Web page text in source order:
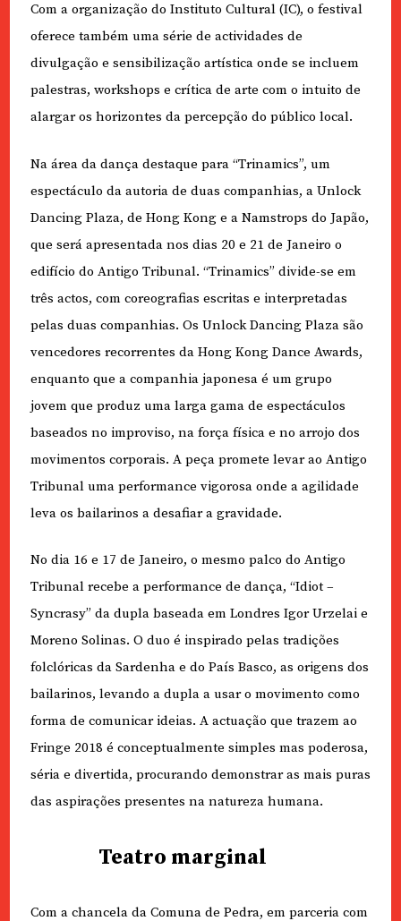
Com a organização do Instituto Cultural (IC), o festival
oferece também uma série de actividades de
divulgação e sensibilização artística onde se incluem
palestras, workshops e crítica de arte com o intuito de
alargar os horizontes da percepção do público local.
Na área da dança destaque para “Trinamics”, um
espectáculo da autoria de duas companhias, a Unlock
Dancing Plaza, de Hong Kong e a Namstrops do Japão,
que será apresentada nos dias 20 e 21 de Janeiro o
edifício do Antigo Tribunal. “Trinamics” divide-se em
três actos, com coreografias escritas e interpretadas
pelas duas companhias. Os Unlock Dancing Plaza são
vencedores recorrentes da Hong Kong Dance Awards,
enquanto que a companhia japonesa é um grupo
jovem que produz uma larga gama de espectáculos
baseados no improviso, na força física e no arrojo dos
movimentos corporais. A peça promete levar ao Antigo
Tribunal uma performance vigorosa onde a agilidade
leva os bailarinos a desafiar a gravidade.
No dia 16 e 17 de Janeiro, o mesmo palco do Antigo
Tribunal recebe a performance de dança, “Idiot –
Syncrasy” da dupla baseada em Londres Igor Urzelai e
Moreno Solinas. O duo é inspirado pelas tradições
folclóricas da Sardenha e do País Basco, as origens dos
bailarinos, levando a dupla a usar o movimento como
forma de comunicar ideias. A actuação que trazem ao
Fringe 2018 é conceptualmente simples mas poderosa,
séria e divertida, procurando demonstrar as mais puras
das aspirações presentes na natureza humana.
Teatro marginal
Com a chancela da Comuna de Pedra, em parceria com